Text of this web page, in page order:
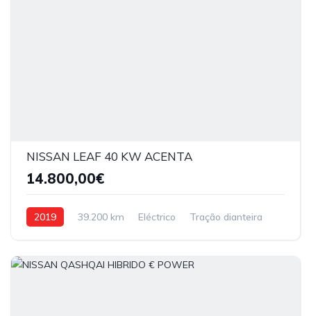
NISSAN LEAF 40 KW ACENTA
14.800,00€
2019 39.200 km Eléctrico Tração dianteira